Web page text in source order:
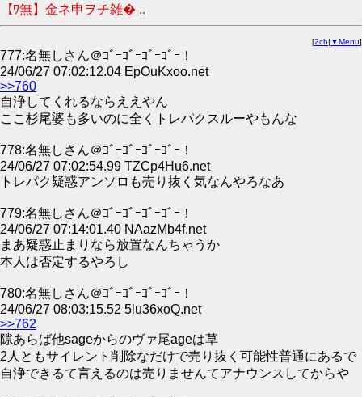
【ﾜ無】金ネ申ヲチ雑� ..
[2ch| ▼Menu]
777:名無しさん＠ｺﾞｰｺﾞｰｺﾞｰｺﾞｰ！
24/06/27 07:02:12.04 EpOuKxoo.net
>>760
自浄してくれるならええやん
ここ杉尾婆も多いのに全くトレパクスルーやもんな
778:名無しさん＠ｺﾞｰｺﾞｰｺﾞｰｺﾞｰ！
24/06/27 07:02:54.99 TZCp4Hu6.net
トレパク疑惑アンソロも売り抜く気なんやろなあ
779:名無しさん＠ｺﾞｰｺﾞｰｺﾞｰｺﾞｰ！
24/06/27 07:14:01.40 NAazMb4f.net
まあ疑惑止まりなら放置なんちゃうか
本人は否定するやろし
780:名無しさん＠ｺﾞｰｺﾞｰｺﾞｰｺﾞｰ！
24/06/27 08:03:15.52 5lu36xoQ.net
>>762
隙あらば他sageからのヴァ尾ageは草
2人ともサイレント削除なだけで売り抜く可能性普通にあるで
自浄できるて言えるのは売りませんてアナウンスしてからや